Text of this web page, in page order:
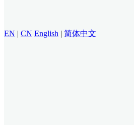
EN | CN English | 简体中文